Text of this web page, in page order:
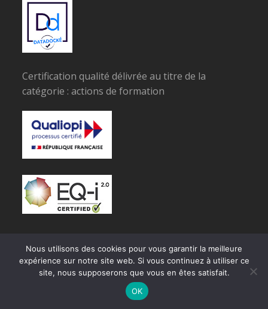
Certification qualité délivrée au titre de la
catégorie : actions de formation
© Copyright SPECIMAN
Nous utilisons des cookies pour vous garantir la meilleure
expérience sur notre site web. Si vous continuez à utiliser ce
site, nous supposerons que vous en êtes satisfait.
OK